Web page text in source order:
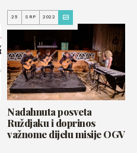
25 SRP 2022
Nadahnuta posveta
Ruždjaku i doprinos
važnome dijelu misije OGV